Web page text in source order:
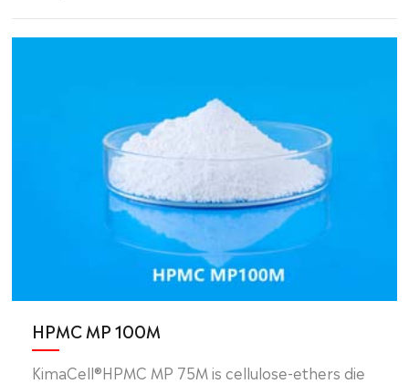
HPMC MP 100M
KimaCell®HPMC MP 75M is cellulose-ethers die